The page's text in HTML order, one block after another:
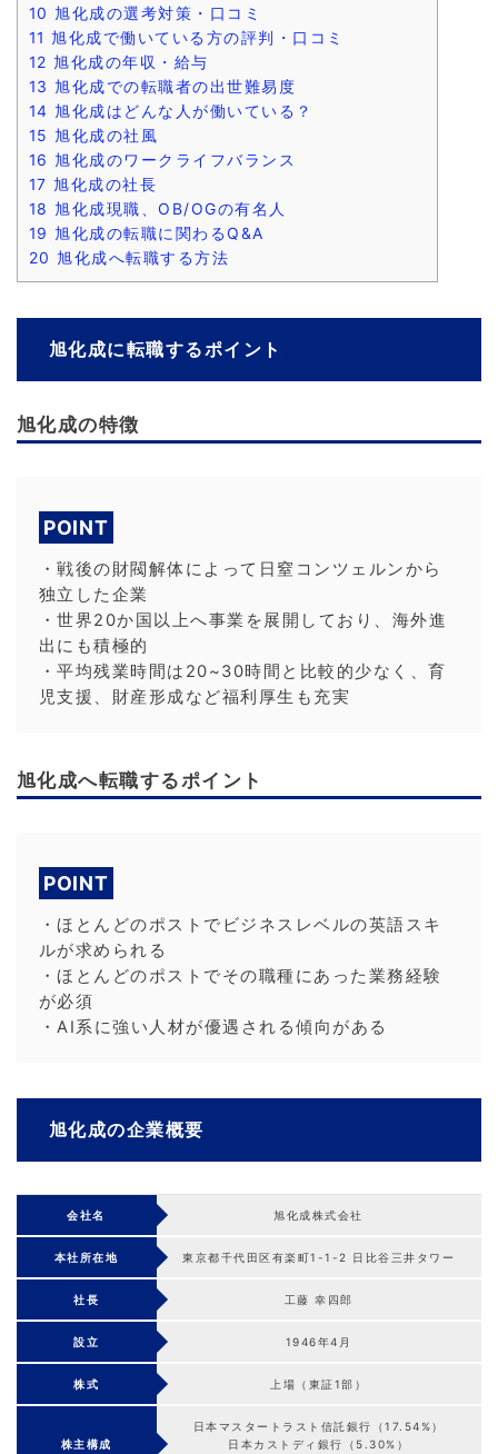
10 旭化成の選考対策・口コミ
11 旭化成で働いている方の評判・口コミ
12 旭化成の年収・給与
13 旭化成での転職者の出世難易度
14 旭化成はどんな人が働いている？
15 旭化成の社風
16 旭化成のワークライフバランス
17 旭化成の社長
18 旭化成現職、OB/OGの有名人
19 旭化成の転職に関わるQ&A
20 旭化成へ転職する方法
旭化成に転職するポイント
旭化成の特徴
POINT
・戦後の財閥解体によって日窒コンツェルンから
独立した企業
・世界20か国以上へ事業を展開しており、海外進
出にも積極的
・平均残業時間は20~30時間と比較的少なく、育
児支援、財産形成など福利厚生も充実
旭化成へ転職するポイント
POINT
・ほとんどのポストでビジネスレベルの英語スキ
ルが求められる
・ほとんどのポストでその職種にあった業務経験
が必須
・AI系に強い人材が優遇される傾向がある
旭化成の企業概要
会社名 旭化成株式会社
本社所在地 東京都千代田区有楽町1-1-2 日比谷三井タワー
社長 工藤 幸四郎
設立 1946年4月
株式 上場（東証1部）
株主構成
日本マスタートラスト信託銀行（17.54%）
日本カストディ銀行（5.30%）